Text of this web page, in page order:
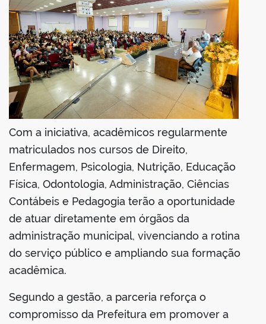
Com a iniciativa, acadêmicos regularmente
matriculados nos cursos de Direito,
Enfermagem, Psicologia, Nutrição, Educação
Física, Odontologia, Administração, Ciências
Contábeis e Pedagogia terão a oportunidade
de atuar diretamente em órgãos da
administração municipal, vivenciando a rotina
do serviço público e ampliando sua formação
acadêmica.
Segundo a gestão, a parceria reforça o
compromisso da Prefeitura em promover a